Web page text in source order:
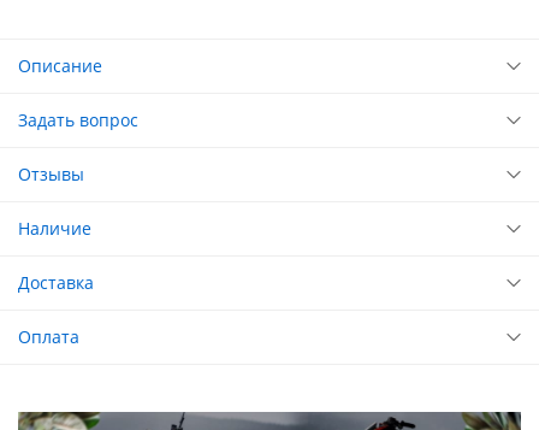
Описание
Задать вопрос
Отзывы
Наличие
Доставка
Оплата